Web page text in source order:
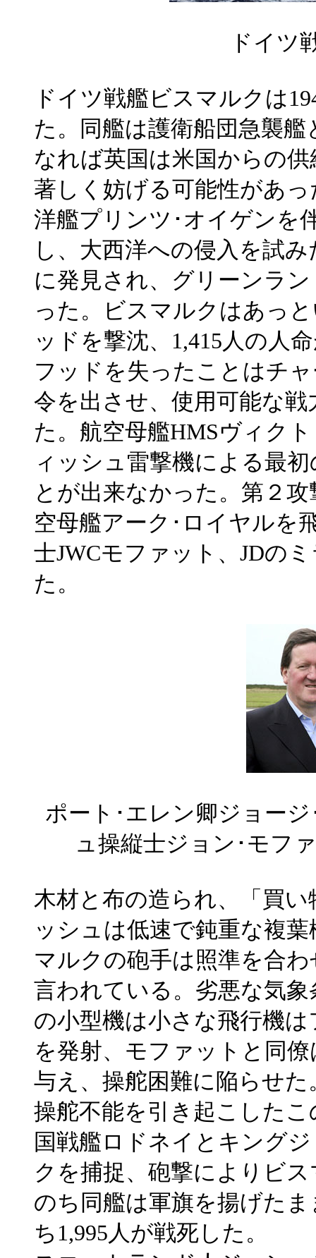
ドイツ
ドイツ戦艦ビスマルクは
た。同艦は護衛船団急襲
なれば英国は米国からの
著しく妨げる可能性があっ
洋艦プリンツ･オイゲンを
し、大西洋への侵入を試
に発見され、グリーンラ
った。ビスマルクはあっ
ッドを撃沈、1,415人の人
フッドを失ったことはチ
令を出させ、使用可能な
た。航空母艦HMSヴィク
ィッシュ雷撃機による最
とが出来なかった。第２
空母艦アーク･ロイヤルを
士JWCモファット、JDの
た。
ポート･エレン卿ジョー
ュ操縦士ジョン･モフ
木材と布の造られ、「買
ッシュは低速で鈍重な複
マルクの砲手は照準を合
言われている。劣悪な気
の小型機は小さな飛行機
を発射、モファットと同
与え、操舵困難に陥らせた
操舵不能を引き起こした
国戦艦ロドネイとキング
クを捕捉、砲撃によりビ
のち同艦は軍旗を揚げた
ち1,995人が戦死した。